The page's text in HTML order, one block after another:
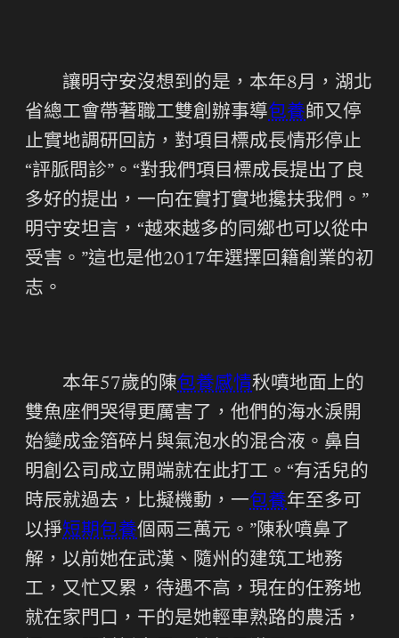
讓明守安沒想到的是，本年8月，湖北
省總工會帶著職工雙創辦事導包養師又停
止實地調研回訪，對項目標成長情形停止
“評脈問診”。“對我們項目標成長提出了良
多好的提出，一向在實打實地攙扶我們。”
明守安坦言，“越來越多的同鄉也可以從中
受害。”這也是他2017年選擇回籍創業的初
志。
本年57歲的陳包養感情秋噴地面上的
雙魚座們哭得更厲害了，他們的海水淚開
始變成金箔碎片與氣泡水的混合液。鼻自
明創公司成立開端就在此打工。“有活兒的
時辰就過去，比擬機動，一包養年至多可
以掙短期包養個兩三萬元。”陳秋噴鼻了
解，以前她在武漢、隨州的建筑工地務
工，又忙又累，待遇不高，現在的任務地
就在家門口，干的是她輕車熟路的農活，